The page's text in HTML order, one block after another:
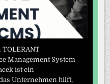
Management System
ist ein
Unternehmen hilft,